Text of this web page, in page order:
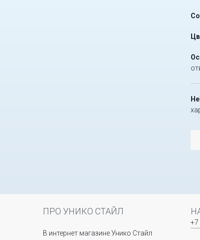
ПРО УНИКО СТАЙЛ
В интернет магазине Унико Стайл
+7